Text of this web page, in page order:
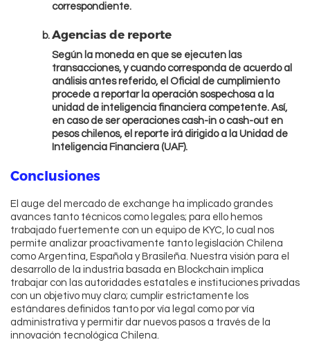
correspondiente.
Agencias de reporte
Según la moneda en que se ejecuten las
transacciones, y cuando corresponda de acuerdo al
análisis antes referido, el Oficial de cumplimiento
procede a reportar la operación sospechosa a la
unidad de inteligencia financiera competente. Así,
en caso de ser operaciones cash-in o cash-out en
pesos chilenos, el reporte irá dirigido a la Unidad de
Inteligencia Financiera (UAF).
Conclusiones
El auge del mercado de exchange ha implicado grandes
avances tanto técnicos como legales; para ello hemos
trabajado fuertemente con un equipo de KYC, lo cual nos
permite analizar proactivamente tanto legislación Chilena
como Argentina, Española y Brasileña. Nuestra visión para el
desarrollo de la industria basada en Blockchain implica
trabajar con las autoridades estatales e instituciones privadas
con un objetivo muy claro; cumplir estrictamente los
estándares definidos tanto por vía legal como por vía
administrativa y permitir dar nuevos pasos a través de la
innovación tecnológica Chilena.